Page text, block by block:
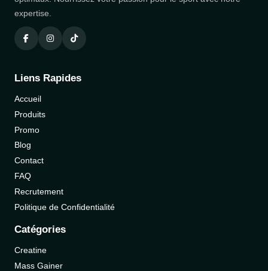
expertise.
Liens Rapides
Accueil
Produits
Promo
Blog
Contact
FAQ
Recrutement
Politique de Confidentialité
Catégories
Creatine
Mass Gainer